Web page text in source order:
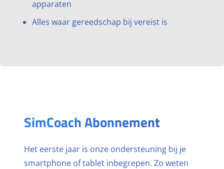
apparaten
Alles waar gereedschap bij vereist is
SimCoach Abonnement
Het eerste jaar is onze ondersteuning bij je
smartphone of tablet inbegrepen. Zo weten